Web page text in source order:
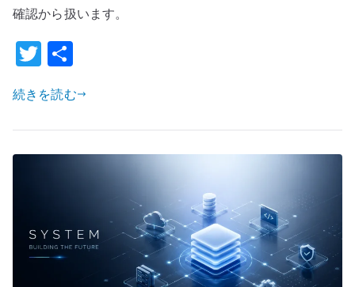
連
LDAP
ユ
ザ
ー
TLS
確認から扱います。
T
w
it
te
r
続きを読む